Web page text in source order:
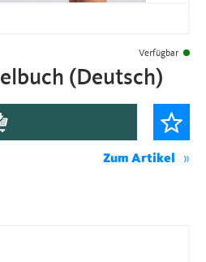
Verfügbar
(Deutsch)
Zum Artikel